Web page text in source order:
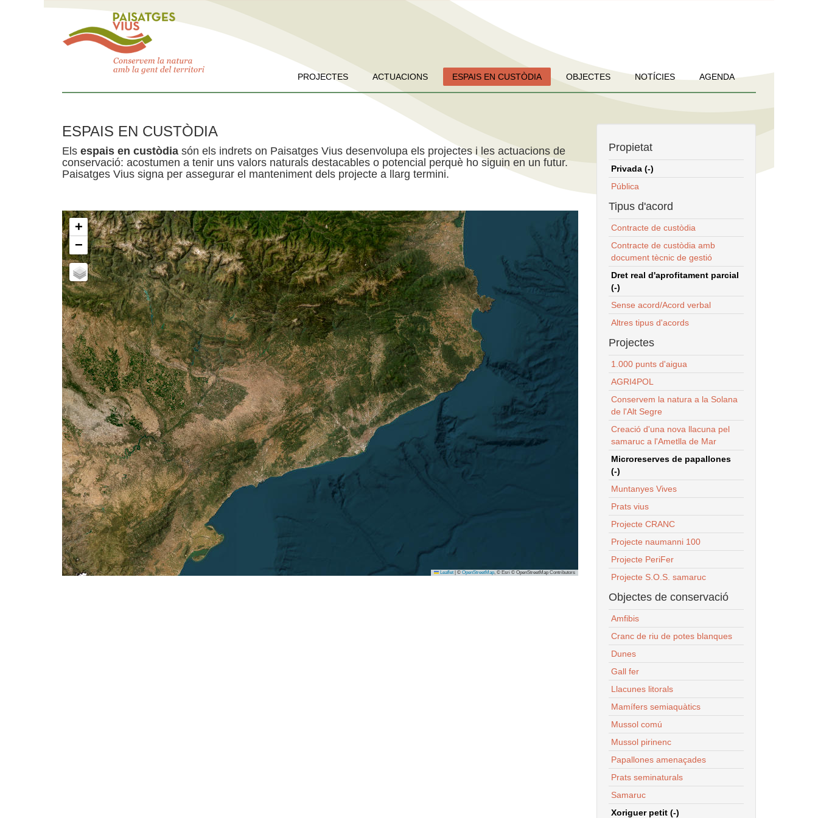
PROJECTES ACTUACIONS ESPAIS EN CUSTÒDIA OBJECTES NOTÍCIES AGENDA
ESPAIS EN CUSTÒDIA
Els espais en custòdia són els indrets on Paisatges Vius desenvolupa els projectes i les actuacions de
conservació: acostumen a tenir uns valors naturals destacables o potencial perquè ho siguin en un futur.
Paisatges Vius signa per assegurar el manteniment dels projecte a llarg termini.
+
−
Leaflet © OpenStreetMap, © Esri © OpenStreetMap Contributors
Propietat
Privada (-)
Pública
Tipus d'acord
Contracte de custòdia
Contracte de custòdia amb
document tècnic de gestió
Dret real d'aprofitament parcial
(-)
Sense acord/Acord verbal
Altres tipus d'acords
Projectes
1.000 punts d'aigua
AGRI4POL
Conservem la natura a la Solana
de l'Alt Segre
Creació d'una nova llacuna pel
samaruc a l'Ametlla de Mar
Microreserves de papallones
(-)
Muntanyes Vives
Prats vius
Projecte CRANC
Projecte naumanni 100
Projecte PeriFer
Projecte S.O.S. samaruc
Objectes de conservació
Amfibis
Cranc de riu de potes blanques
Dunes
Gall fer
Llacunes litorals
Mamífers semiaquàtics
Mussol comú
Mussol pirinenc
Papallones amenaçades
Prats seminaturals
Samaruc
Xoriguer petit (-)